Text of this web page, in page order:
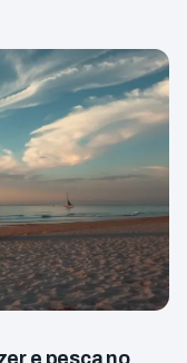
e pesca no